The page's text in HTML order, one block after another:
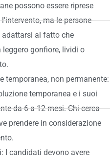
possono essere riprese
ma le persone
adattarsi al fatto che
leggero gonfiore, lividi o
temporanea, non permanente:
temporanea e i suoi
da 6 a 12 mesi. Chi cerca
prendere in considerazione
I candidati devono avere